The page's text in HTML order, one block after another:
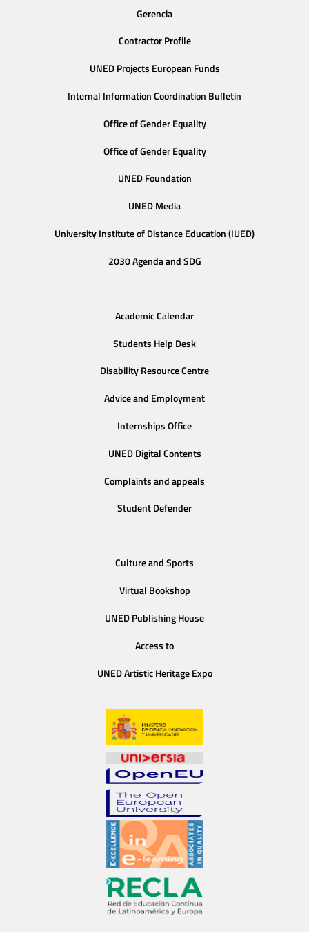
Gerencia
Contractor Profile
UNED Projects European Funds
Internal Information Coordination Bulletin
Office of Gender Equality
Office of Gender Equality
UNED Foundation
UNED Media
University Institute of Distance Education (IUED)
2030 Agenda and SDG
Academic Calendar
Students Help Desk
Disability Resource Centre
Advice and Employment
Internships Office
UNED Digital Contents
Complaints and appeals
Student Defender
Culture and Sports
Virtual Bookshop
UNED Publishing House
Access to
UNED Artistic Heritage Expo